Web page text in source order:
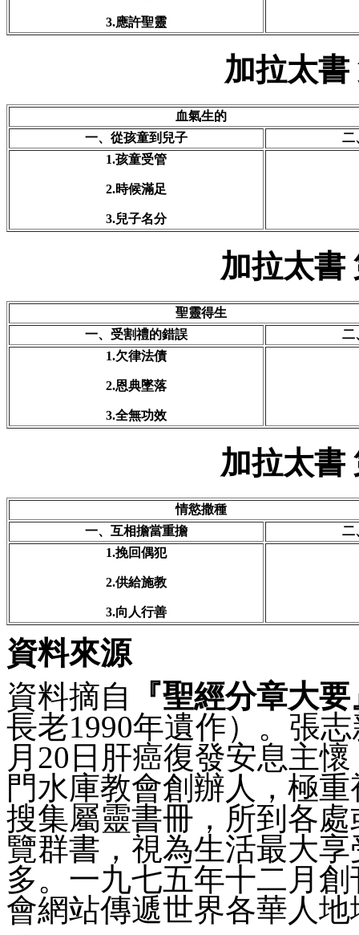
3.應許聖靈
加拉太書
血氣生的
一、從孩童到兒子
二
1.孩童受管
2.時候滿足
3.兒子名分
加拉太書
聖靈得生
一、受割禮的錯誤
二
1.欠律法債
2.恩典墜落
3.全無功效
加拉太書
情慾撒種
一、互相擔當重擔
二
1.挽回偶犯
2.供給施教
3.向人行善
資料來源
資料摘自
『聖經分章大
長老1990年遺作）。 張志
月20日肝癌復發安息主
門水庫教會創辦人，極
搜集屬靈書冊，所到各
覽群書，視為生活最大
多。一九七五年十二月
會網站傳遞世界各華人地